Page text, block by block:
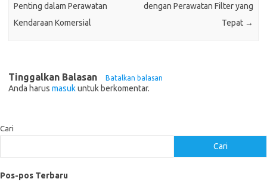
Penting dalam Perawatan
Kendaraan Komersial
dengan Perawatan Filter yang
Tepat →
Tinggalkan Balasan Batalkan balasan
Anda harus masukuntuk berkomentar.
Cari
Cari
Pos-pos Terbaru